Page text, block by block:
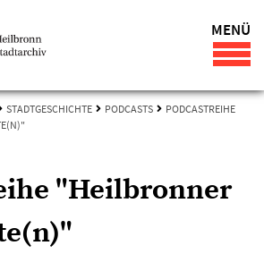
MENÜ
STADTGESCHICHTE PODCASTS
PODCASTREIHE
"Heilbronner